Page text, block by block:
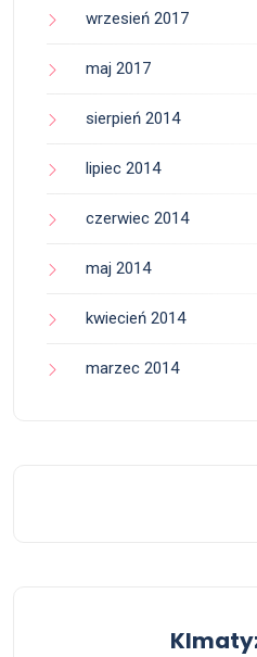
wrzesień 2017
maj 2017
sierpień 2014
lipiec 2014
czerwiec 2014
maj 2014
kwiecień 2014
marzec 2014